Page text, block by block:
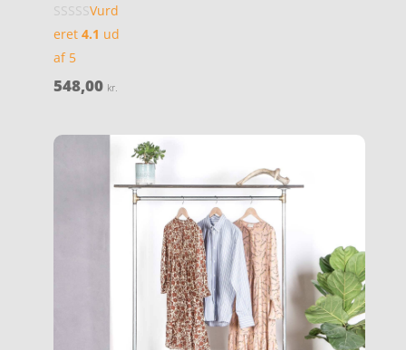
Vurd
eret 4.1 ud
af 5
548,00 kr.